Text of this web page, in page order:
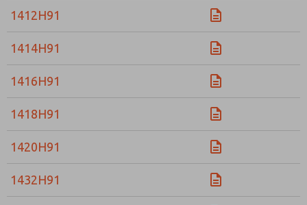
1412H91
1414H91
1416H91
1418H91
1420H91
1432H91